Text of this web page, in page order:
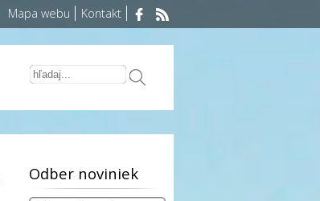
Mapa webu Kontakt
Odber noviniek